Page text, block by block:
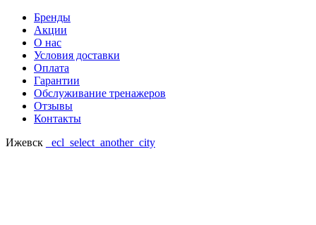
Бренды
Акции
О нас
Условия доставки
Оплата
Гарантии
Обслуживание тренажеров
Отзывы
Контакты
Ижевск
_ecl_select_another_city